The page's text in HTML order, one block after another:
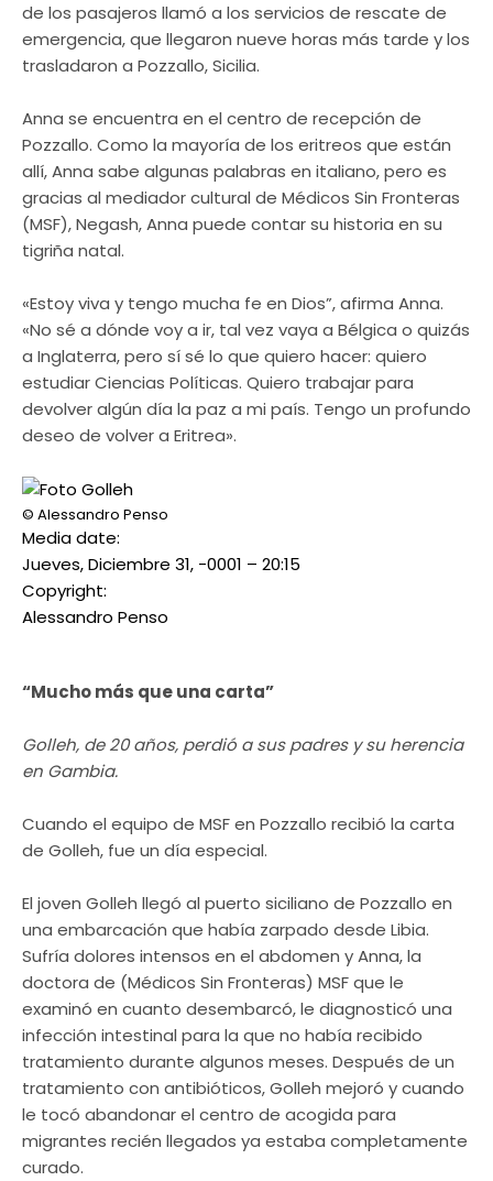
de los pasajeros llamó a los servicios de rescate de
emergencia, que llegaron nueve horas más tarde y los
trasladaron a Pozzallo, Sicilia.
Anna se encuentra en el centro de recepción de
Pozzallo. Como la mayoría de los eritreos que están
allí, Anna sabe algunas palabras en italiano, pero es
gracias al mediador cultural de Médicos Sin Fronteras
(MSF), Negash, Anna puede contar su historia en su
tigriña natal.
«Estoy viva y tengo mucha fe en Dios”, afirma Anna.
«No sé a dónde voy a ir, tal vez vaya a Bélgica o quizás
a Inglaterra, pero sí sé lo que quiero hacer: quiero
estudiar Ciencias Políticas. Quiero trabajar para
devolver algún día la paz a mi país. Tengo un profundo
deseo de volver a Eritrea».
© Alessandro Penso
Media date:
Jueves, Diciembre 31, -0001 – 20:15
Copyright:
Alessandro Penso
“Mucho más que una carta”
Golleh, de 20 años, perdió a sus padres y su herencia
en Gambia.
Cuando el equipo de MSF en Pozzallo recibió la carta
de Golleh, fue un día especial.
El joven Golleh llegó al puerto siciliano de Pozzallo en
una embarcación que había zarpado desde Libia.
Sufría dolores intensos en el abdomen y Anna, la
doctora de (Médicos Sin Fronteras) MSF que le
examinó en cuanto desembarcó, le diagnosticó una
infección intestinal para la que no había recibido
tratamiento durante algunos meses. Después de un
tratamiento con antibióticos, Golleh mejoró y cuando
le tocó abandonar el centro de acogida para
migrantes recién llegados ya estaba completamente
curado.